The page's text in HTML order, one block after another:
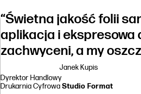
“Świetna jakość folii
aplikacja i ekspresowa
zachwyceni, a my
Janek Kupis
Dyrektor Handlowy
Drukarnia CyfrowaStudio Format